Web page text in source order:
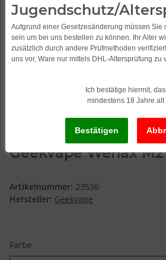
Geekvape Wenax M2
Artikelnummer: 23536
Hersteller: Geekvape
Farbe
Jugendschutz/
Aufgrund einer Gesetzesänderung müssen Sie
sein um bei uns bestellen zu können. Ihr Alter
zusätzlich durch andere Prüfmethoden
uns vor, Ware nur mittels DHL-Altersprüfung zu
Ich bestätige hiermit,
mindestens 18 Jahre alt